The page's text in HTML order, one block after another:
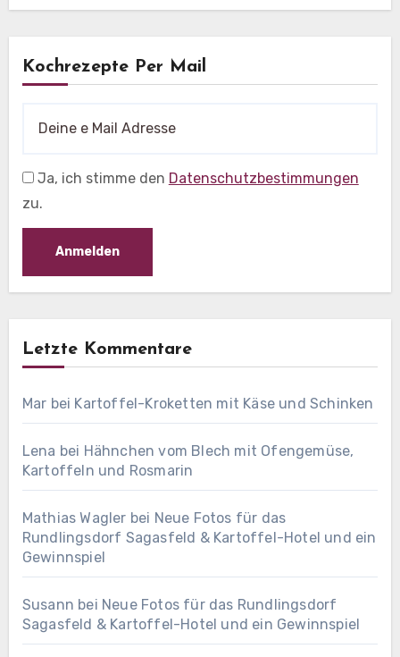
Kochrezepte Per Mail
Ja, ich stimme den Datenschutzbestimmungen
zu.
Letzte Kommentare
Mar bei Kartoffel-Kroketten mit Käse und Schinken
Lena bei Hähnchen vom Blech mit Ofengemüse,
Kartoffeln und Rosmarin
Mathias Wagler bei Neue Fotos für das
Rundlingsdorf Sagasfeld & Kartoffel-Hotel und ein
Gewinnspiel
Susann bei Neue Fotos für das Rundlingsdorf
Sagasfeld & Kartoffel-Hotel und ein Gewinnspiel